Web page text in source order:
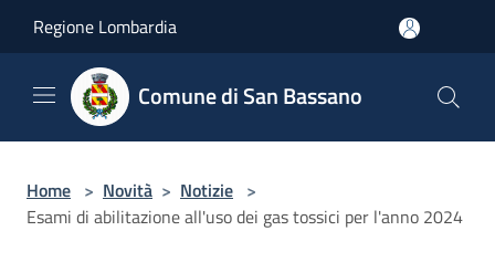
Regione Lombardia
Comune di San Bassano
Home > Novità > Notizie >
Esami di abilitazione all'uso dei gas tossici per l'anno 2024